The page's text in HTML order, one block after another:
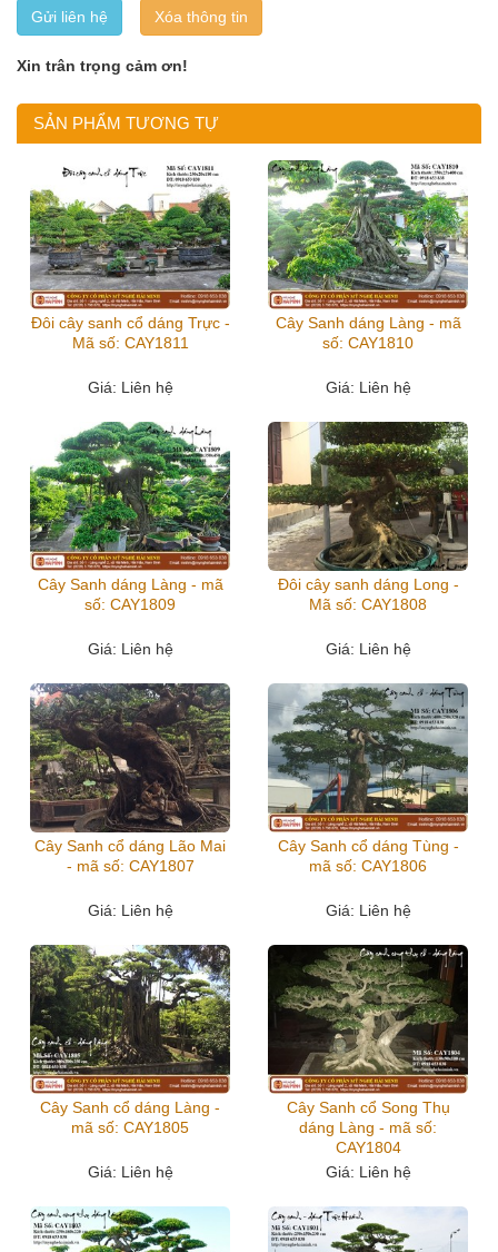
Gửi liên hệ
Xin trân trọng cảm ơn!
SẢN PHẨM TƯƠNG TỰ
Đôi cây sanh cổ dáng Trực -
Mã số: CAY1811
Giá: Liên hệ
Cây Sanh dáng Làng - mã
số: CAY1810
Giá: Liên hệ
Cây Sanh dáng Làng - mã
số: CAY1809
Giá: Liên hệ
Đôi cây sanh dáng Long -
Mã số: CAY1808
Giá: Liên hệ
Cây Sanh cổ dáng Lão Mai
- mã số: CAY1807
Giá: Liên hệ
Cây Sanh cổ dáng Tùng -
mã số: CAY1806
Giá: Liên hệ
Cây Sanh cổ dáng Làng -
mã số: CAY1805
Giá: Liên hệ
Cây Sanh cổ Song Thụ
dáng Làng - mã số:
CAY1804
Giá: Liên hệ